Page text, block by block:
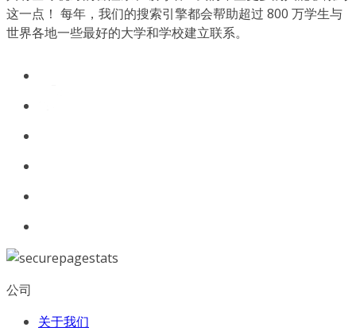
这一点！ 每年，我们的搜索引擎都会帮助超过 800 万学生与
世界各地一些最好的大学和学校建立联系。
公司
关于我们